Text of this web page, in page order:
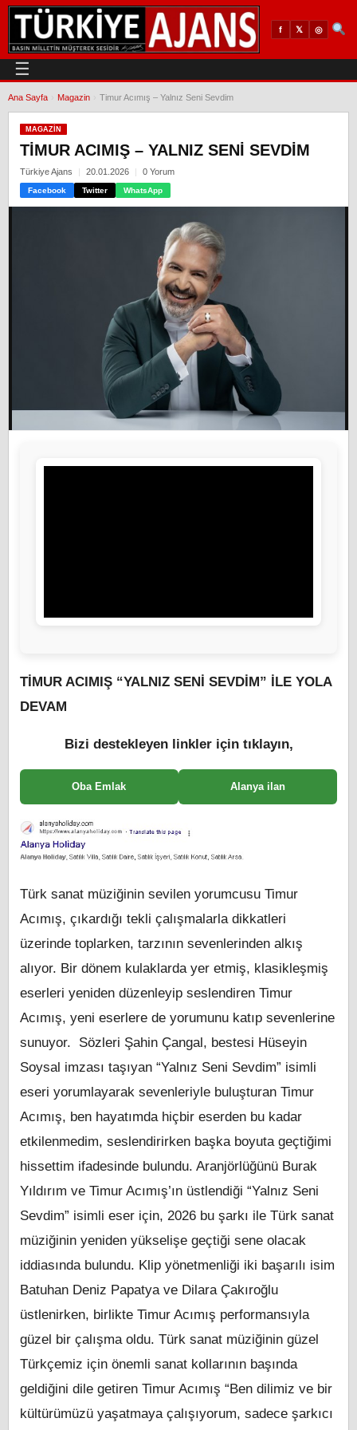
f 𝕏 ◎
☰
Ana Sayfa Magazin Timur Acımış – Yalnız Seni Sevdim
MAGAZIN
TIMUR ACIMIŞ – YALNIZ SENI SEVDIM
Türkiye Ajans 20.01.2026 0 Yorum
Facebook Twitter WhatsApp
TİMUR ACIMIŞ “YALNIZ SENİ SEVDİM” İLE YOLA
DEVAM
Bizi destekleyen linkler için tıklayın,
Oba Emlak Alanya ilan
Türk sanat müziğinin sevilen yorumcusu Timur
Acımış, çıkardığı tekli çalışmalarla dikkatleri
üzerinde toplarken, tarzının sevenlerinden alkış
alıyor. Bir dönem kulaklarda yer etmiş, klasikleşmiş
eserleri yeniden düzenleyip seslendiren Timur
Acımış, yeni eserlere de yorumunu katıp sevenlerine
sunuyor. Sözleri Şahin Çangal, bestesi Hüseyin
Soysal imzası taşıyan “Yalnız Seni Sevdim” isimli
eseri yorumlayarak sevenleriyle buluşturan Timur
Acımış, ben hayatımda hiçbir eserden bu kadar
etkilenmedim, seslendirirken başka boyuta geçtiğimi
hissettim ifadesinde bulundu. Aranjörlüğünü Burak
Yıldırım ve Timur Acımış’ın üstlendiği “Yalnız Seni
Sevdim” isimli eser için, 2026 bu şarkı ile Türk sanat
müziğinin yeniden yükselişe geçtiği sene olacak
iddiasında bulundu. Klip yönetmenliği iki başarılı isim
Batuhan Deniz Papatya ve Dilara Çakıroğlu
üstlenirken, birlikte Timur Acımış performansıyla
güzel bir çalışma oldu. Türk sanat müziğinin güzel
Türkçemiz için önemli sanat kollarının başında
geldiğini dile getiren Timur Acımış “Ben dilimiz ve bir
kültürümüzü yaşatmaya çalışıyorum, sadece şarkıcı